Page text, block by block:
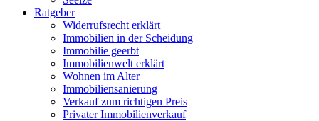
Ratgeber
Widerrufsrecht erklärt
Immobilien in der Scheidung
Immobilie geerbt
Immobilienwelt erklärt
Wohnen im Alter
Immobiliensanierung
Verkauf zum richtigen Preis
Privater Immobilienverkauf